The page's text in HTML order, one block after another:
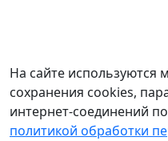
На сайте используются
сохранения cookies,
интернет-соединений
политикой обработки